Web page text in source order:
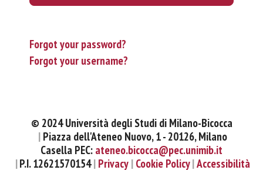
Forgot your password?
Forgot your username?
© 2024 Università degli Studi di Milano-Bicocca
Piazza dell'Ateneo Nuovo, 1 - 20126, Milano
Casella PEC: ateneo.bicocca@pec.unimib.it
P.I. 12621570154 Privacy Cookie Policy Accessibilità